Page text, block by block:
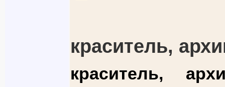
краситель,
краситель,